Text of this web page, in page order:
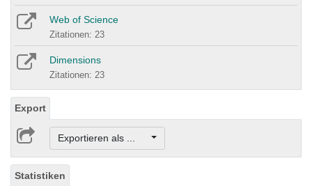
Web of Science
Zitationen: 23
Dimensions
Zitationen: 23
Export
Exportieren als ...
Statistiken